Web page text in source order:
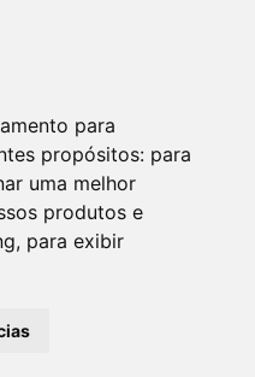
para
propósitos: para
uma melhor
produtos e
, para exibir
CADASTRAR